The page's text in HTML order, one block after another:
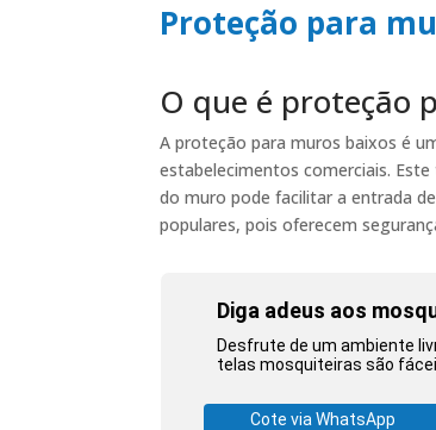
Proteção para
O que é proteção
A proteção para muros baixos é
estabelecimentos comerciais.
do muro pode facilitar a entrada
populares, pois oferecem
Diga adeus aos
Desfrute de um ambiente
telas mosquiteiras são
Cote via WhatsApp